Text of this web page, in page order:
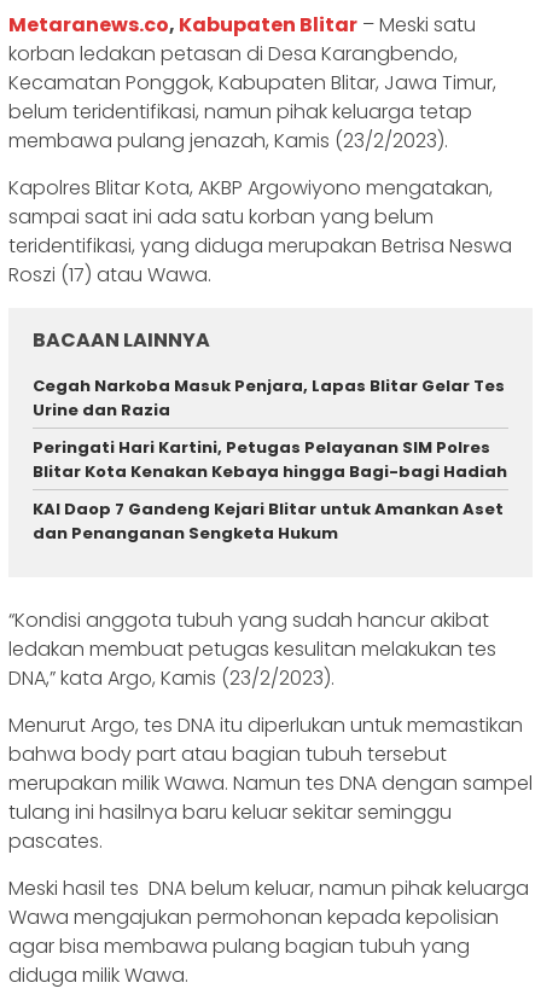
Metaranews.co, Kabupaten Blitar – Meski satu
korban ledakan petasan di Desa Karangbendo,
Kecamatan Ponggok, Kabupaten Blitar, Jawa Timur,
belum teridentifikasi, namun pihak keluarga tetap
membawa pulang jenazah, Kamis (23/2/2023).
Kapolres Blitar Kota, AKBP Argowiyono mengatakan,
sampai saat ini ada satu korban yang belum
teridentifikasi, yang diduga merupakan Betrisa Neswa
Roszi (17) atau Wawa.
BACAAN LAINNYA
Cegah Narkoba Masuk Penjara, Lapas Blitar Gelar Tes
Urine dan Razia
Peringati Hari Kartini, Petugas Pelayanan SIM Polres
Blitar Kota Kenakan Kebaya hingga Bagi-bagi Hadiah
KAI Daop 7 Gandeng Kejari Blitar untuk Amankan Aset
dan Penanganan Sengketa Hukum
“Kondisi anggota tubuh yang sudah hancur akibat
ledakan membuat petugas kesulitan melakukan tes
DNA,” kata Argo, Kamis (23/2/2023).
Menurut Argo, tes DNA itu diperlukan untuk memastikan
bahwa body part atau bagian tubuh tersebut
merupakan milik Wawa. Namun tes DNA dengan sampel
tulang ini hasilnya baru keluar sekitar seminggu
pascates.
Meski hasil tes DNA belum keluar, namun pihak keluarga
Wawa mengajukan permohonan kepada kepolisian
agar bisa membawa pulang bagian tubuh yang
diduga milik Wawa.